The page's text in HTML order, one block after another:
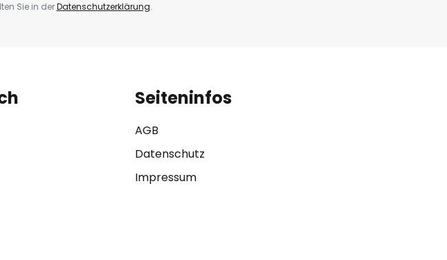
Sie in derDatenschutzerklärung.
Seiteninfos
AGB
Datenschutz
Impressum